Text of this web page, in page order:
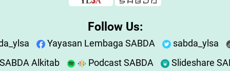
Follow Us:
Yayasan Lembaga SABDA
sabda_ylsa
Alkitab
Podcast SABDA Slideshare